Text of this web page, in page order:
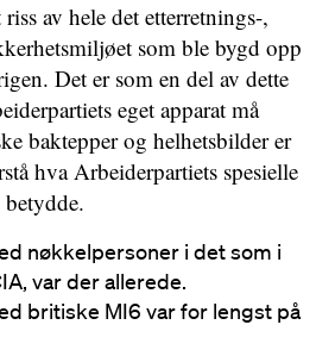
av hele det etterretnings-,
som ble bygd opp
Det er som en del av dette
eget apparat må
baktepper og helhetsbilder er
hva Arbeiderpartiets spesielle
nøkkelpersoner i det som i
var der allerede.
britiske MI6 var for lengst på